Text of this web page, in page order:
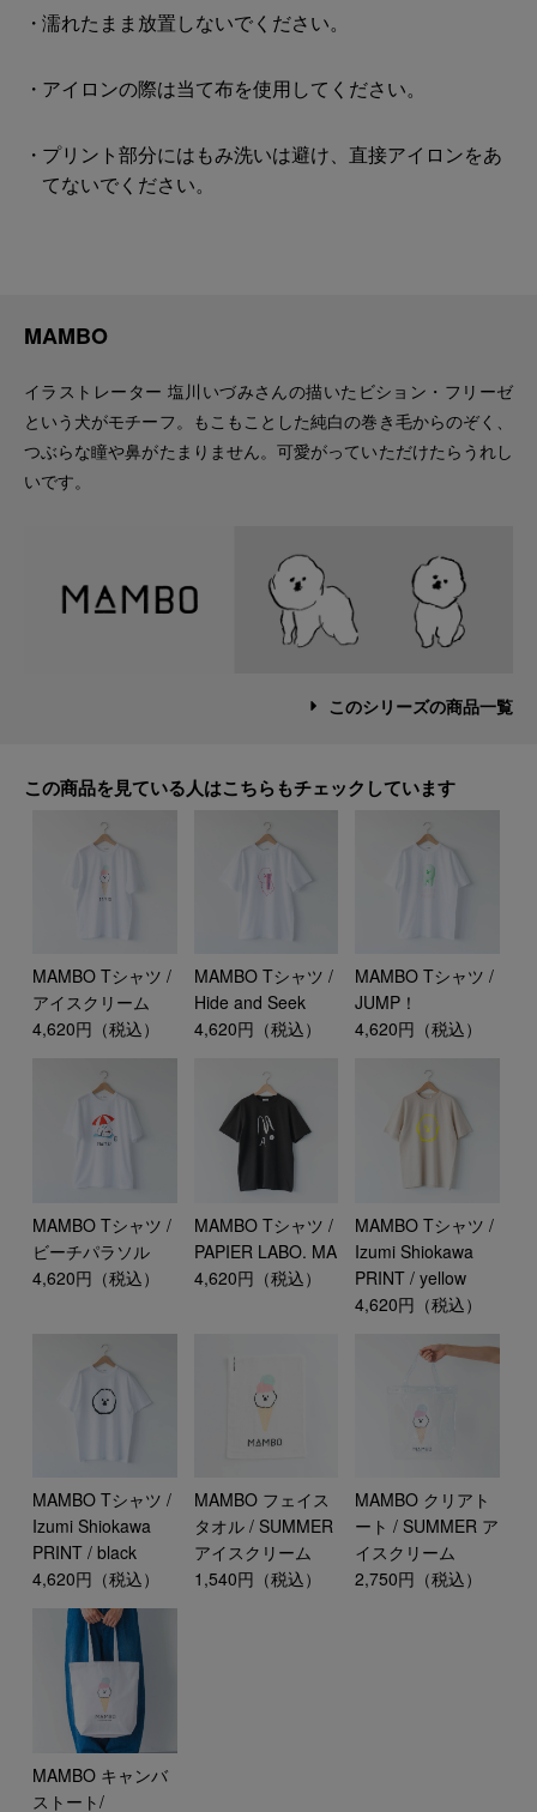
濡れたまま放置しないでください。
アイロンの際は当て布を使用してください。
プリント部分にはもみ洗いは避け、直接アイロンをあ
てないでください。
MAMBO
イラストレーター 塩川いづみさんの描いたビション・フリーゼ
という犬がモチーフ。もこもことした純白の巻き毛からのぞく、
つぶらな瞳や鼻がたまりません。可愛がっていただけたらうれし
いです。
このシリーズの商品一覧
この商品を見ている人はこちらもチェックしています
MAMBO Tシャツ /
アイスクリーム
4,620円（税込）
MAMBO Tシャツ /
Hide and Seek
4,620円（税込）
MAMBO Tシャツ /
JUMP！
4,620円（税込）
MAMBO Tシャツ /
ビーチパラソル
4,620円（税込）
MAMBO Tシャツ /
PAPIER LABO. MA
4,620円（税込）
MAMBO Tシャツ /
Izumi Shiokawa
PRINT / yellow
4,620円（税込）
MAMBO Tシャツ /
Izumi Shiokawa
PRINT / black
4,620円（税込）
MAMBO フェイス
タオル / SUMMER
アイスクリーム
1,540円（税込）
MAMBO クリアト
ート / SUMMER ア
イスクリーム
2,750円（税込）
MAMBO キャンバ
ストート/